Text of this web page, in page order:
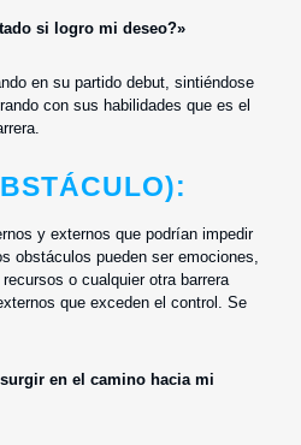
si logro mi deseo?»
en su partido debut, sintiéndose
con sus habilidades que es el
y externos que podrían impedir
obstáculos pueden ser emociones,
o cualquier otra barrera
que exceden el control. Se
en el camino hacia mi